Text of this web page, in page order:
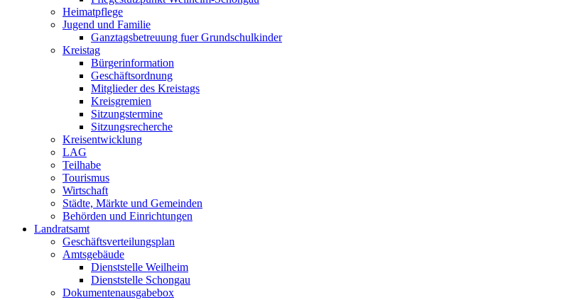
Heimatpflege
Jugend und Familie
Ganztagsbetreuung fuer Grundschulkinder
Kreistag
Bürgerinformation
Geschäftsordnung
Mitglieder des Kreistags
Kreisgremien
Sitzungstermine
Sitzungsrecherche
Kreisentwicklung
LAG
Teilhabe
Tourismus
Wirtschaft
Städte, Märkte und Gemeinden
Behörden und Einrichtungen
Landratsamt
Geschäftsverteilungsplan
Amtsgebäude
Dienststelle Weilheim
Dienststelle Schongau
Dokumentenausgabebox